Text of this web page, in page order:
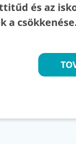
és az
a